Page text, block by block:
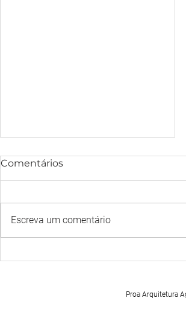
PERÍODO DO HOME
Comentários
Escreva um comentário
Proa Arquitetura